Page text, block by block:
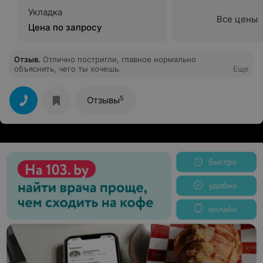
Укладка
Цена по запросу
Все цены
Отзыв. Отлично постригли, главное нормально
объяснить, чего ты хочешь.
Еще
Отзывы5